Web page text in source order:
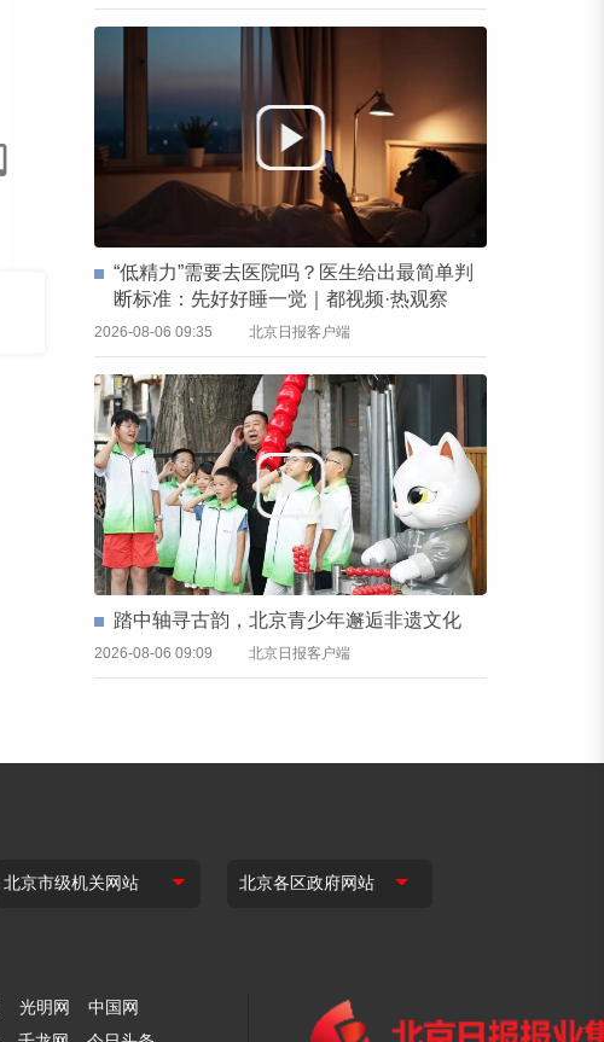
“低精力”需要去医院吗？医生给出最简单判
断标准：先好好睡一觉｜都视频·热观察
2026-08-06 09:35 北京日报客户端
踏中轴寻古韵，北京青少年邂逅非遗文化
2026-08-06 09:09 北京日报客户端
光明网
中国网